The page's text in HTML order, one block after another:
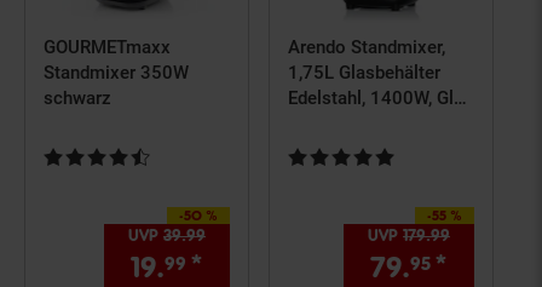
GOURMETmaxx
Standmixer 350W
schwarz
Kundenbewertung: 4,36 von 5 Sternen
-50 %
Sie Sparen 50 Prozent,
UVP 39.99
19.99 * Aktueller Preis: 19,99
Arendo Standmixer,
1,75L Glasbehälter
Edelstahl, 1400W, Glas
Mixer Ice Crush
Kundenbewertung: 5 von 5
-55 %
Sie Sparen 55 Prozent,
UVP 179.99
79.95 *